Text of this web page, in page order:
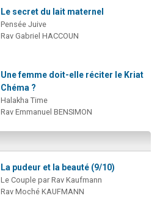
Le secret du lait maternel
Pensée Juive
Rav Gabriel HACCOUN
Une femme doit-elle réciter le Kriat
Chéma ?
Halakha Time
Rav Emmanuel BENSIMON
La pudeur et la beauté (9/10)
Le Couple par Rav Kaufmann
Rav Moché KAUFMANN